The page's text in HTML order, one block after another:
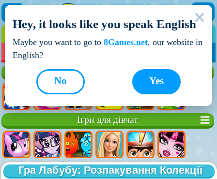
НОВІ ІГРИ
Ігри для дівчат
Гра Лабубу: Розпакування Колекції
Hey, it looks like you speak English
Maybe you want to go to 8Games.net, our website in
English?
Yes
No